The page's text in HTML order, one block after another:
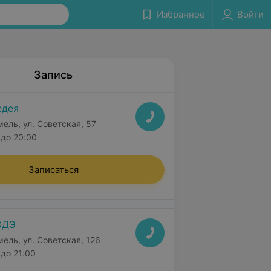
Избранное Войти
Запись
ул. Советская, 57
до 20:00
Записаться
ул. Советская, 126
до 21:00